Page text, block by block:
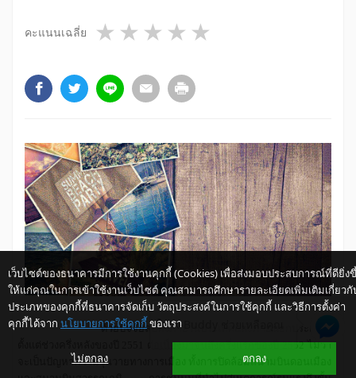
คะแนนเฉลี่ย 4 stars
3 stars
2 stars
1 star
ด้วยปัจจัยลบทั้งภายในประเทศและภายนอกประเทศ
ตั้งแต่ช่วงครึ่งหลังของปี 2551 ต่อเนื่องมาจนถึงครึ่งแรกของปี 2552ไม่ว่า
จะเป็นปัญหาความวุ่นวายทางการเมือง ทั้งการปิดล้อมสนามบินดอนเมือง
เว็บไซต์ของธนาคารมีการใช้งานคุกกี้ (Cookies) เพื่อส่งมอบประสบการณ์ที่ดียิ่ง
ให้แก่คุณในการเข้าใช้งานเว็บไซต์ คุณสามารถศึกษารายละเอียดเพิ่มเติมเกี่ยวกั
ประเภทของคุกกี้ที่ธนาคารจัดเก็บ วัตถุประสงค์ในการใช้คุกกี้ และวิธีการตั้งค่า
คุกกี้ได้จาก นโยบายการใช้คุกกี้ ของเรา
ไม่ตกลง ตกลง
ให้ K-Buddy ช่วยเหลือคุณ